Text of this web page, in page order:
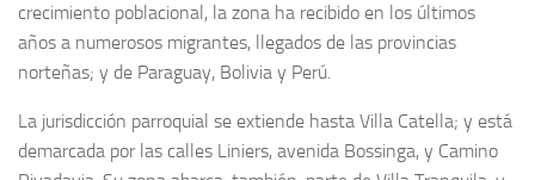
crecimiento poblacional, la zona ha recibido en los últimos
años a numerosos migrantes, llegados de las provincias
norteñas; y de Paraguay, Bolivia y Perú.
La jurisdicción parroquial se extiende hasta Villa Catella; y está
demarcada por las calles Liniers, avenida Bossinga, y Camino